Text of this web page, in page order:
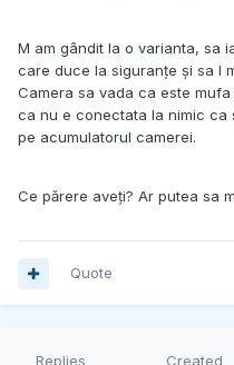
M am gândit la o varianta, sa
care duce la siguranțe și sa l
Camera sa vada ca este
ca nu e conectata la nimic ca
pe acumulatorul camerei.
Ce părere aveți? Ar putea sa
Quote
Replies Created